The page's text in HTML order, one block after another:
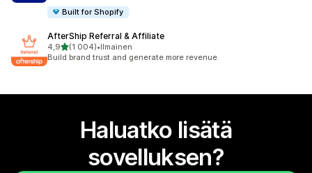
Built for Shopify
AfterShip Referral & Affiliate
4,9/ 5 tähteä
(1 004)
1004 arvostelua yhteensä
•Ilmainen
Build brand trust and generate more revenue.
Haluatko lisätä
sovelluksen?